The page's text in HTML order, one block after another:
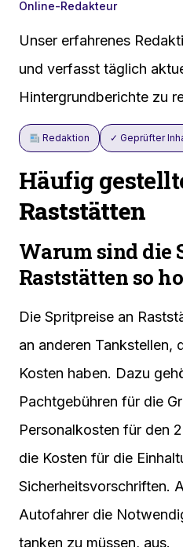
Online-Redakteur
Unser erfahrenes
und verfasst täglich
Hintergrundberichte zu
Redaktion ✓ Geprüfter
Häufig
Raststätten
Warum sind die
Raststätten so
Die Spritpreise an
an anderen Tankstellen,
Kosten haben. Dazu
Pachtgebühren für die
Personalkosten für den
die Kosten für die
Sicherheitsvorschriften.
Autofahrer die
tanken zu müssen, aus.